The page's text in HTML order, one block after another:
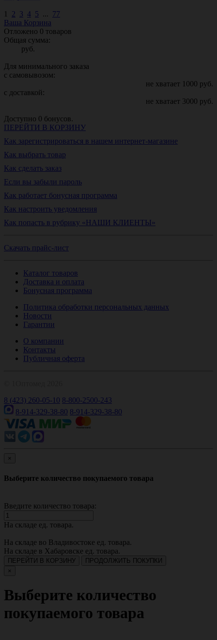
1 2 3 4 5 ... 77
Ваша Корзина
Отложено 0 товаров
Общая сумма:
руб.
Для минимального заказа
с самовывозом:
не хватает 1000 руб.
с доставкой:
не хватает 3000 руб.
Доступно 0 бонусов.
ПЕРЕЙТИ В КОРЗИНУ
Как зарегистрироваться в нашем интернет-магазине
Как выбрать товар
Как сделать заказ
Если вы забыли пароль
Как работает бонусная программа
Как настроить уведомления
Как попасть в рубрику «НАШИ КЛИЕНТЫ»
Скачать прайс-лист
Каталог товаров
Доставка и оплата
Бонусная программа
Политика обработки персональных данных
Новости
Гарантии
О компании
Контакты
Публичная оферта
8 (423) 260-05-10 8-800-2500-243
8-914-329-38-80 8-914-329-38-80
×
Выберите количество покупаемого товара
Введите количество товара:
На складе ед. товара.
На складе во Владивостоке ед. товара.
На складе в Хабаровске ед. товара.
ПЕРЕЙТИ В КОРЗИНУ
ПРОДОЛЖИТЬ ПОКУПКИ
×
Выберите количество
покупаемого товара